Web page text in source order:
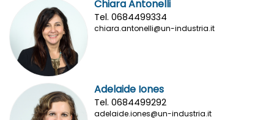
Chiara Antonelli
Tel. 0684499334
chiara.antonelli@un-industria.it
Adelaide Iones
Tel. 0684499292
adelaide.iones@un-industria.it